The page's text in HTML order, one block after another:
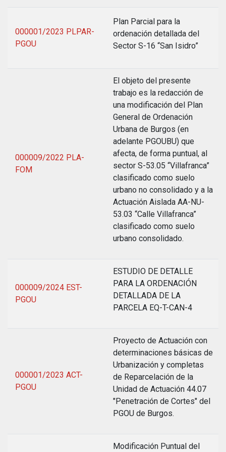
000001/2023 PLPAR-
PGOU
Plan Parcial para la
ordenación detallada del
Sector S-16 “San Isidro”
000009/2022 PLA-
FOM
El objeto del presente
trabajo es la redacción de
una modificación del Plan
General de Ordenación
Urbana de Burgos (en
adelante PGOUBU) que
afecta, de forma puntual, al
sector S-53.05 “Villafranca”
clasificado como suelo
urbano no consolidado y a la
Actuación Aislada AA-NU-
53.03 “Calle Villafranca”
clasificado como suelo
urbano consolidado.
000009/2024 EST-
PGOU
ESTUDIO DE DETALLE
PARA LA ORDENACIÓN
DETALLADA DE LA
PARCELA EQ-T-CAN-4
000001/2023 ACT-
PGOU
Proyecto de Actuación con
determinaciones básicas de
Urbanización y completas
de Reparcelación de la
Unidad de Actuación 44.07
"Penetración de Cortes" del
PGOU de Burgos.
Modificación Puntual del